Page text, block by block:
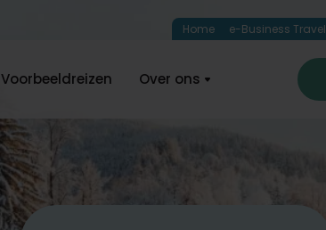
Home e-Business Travel
Voorbeeldreizen Over ons